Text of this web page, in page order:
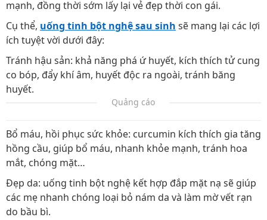
mạnh, đồng thời sớm lấy lại vẻ đẹp thời con gái.
Cụ thể, uống tinh bột nghệsau sinh sẽ mang lại các lợi
ích tuyệt vời dưới đây:
Tránh hậu sản: khả năng phá ứ huyết, kích thích tử cung
co bóp, đẩy khí âm, huyết độc ra ngoài, tránh băng
huyết.
Quảng cáo
Bổ máu, hồi phục sức khỏe: curcumin kích thích gia tăng
hồng cầu, giúp bổ máu, nhanh khỏe mạnh, tránh hoa
mắt, chóng mặt…
Đẹp da: uống tinh bột nghệ kết hợp đắp mặt nạ sẽ giúp
các mẹ nhanh chóng loại bỏ nám da và làm mờ vết rạn
do bầu bì.